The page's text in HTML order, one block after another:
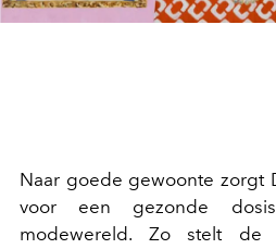
Naar goede gewoonte zorgt
voor een gezonde
modewereld. Zo stelt de